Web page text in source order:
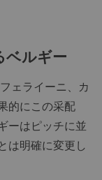
ベルギー
ェライーニ、カ
的にこの采配
ーはピッチに並
は明確に変更し